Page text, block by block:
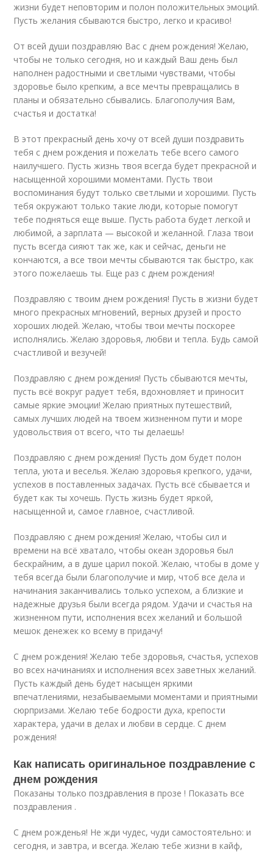
жизни будет неповторим и полон положительных эмоций.
Пусть желания сбываются быстро, легко и красиво!
От всей души поздравляю Вас с днем рождения! Желаю,
чтобы не только сегодня, но и каждый Ваш день был
наполнен радостными и светлыми чувствами, чтобы
здоровье было крепким, а все мечты превращались в
планы и обязательно сбывались. Благополучия Вам,
счастья и достатка!
В этот прекрасный день хочу от всей души поздравить
тебя с днем рождения и пожелать тебе всего самого
наилучшего. Пусть жизнь твоя всегда будет прекрасной и
насыщенной хорошими моментами. Пусть твои
воспоминания будут только светлыми и хорошими. Пусть
тебя окружают только такие люди, которые помогут
тебе подняться еще выше. Пусть работа будет легкой и
любимой, а зарплата — высокой и желанной. Глаза твои
пусть всегда сияют так же, как и сейчас, деньги не
кончаются, а все твои мечты сбываются так быстро, как
этого пожелаешь ты. Еще раз с днем рождения!
Поздравляю с твоим днем рождения! Пусть в жизни будет
много прекрасных мгновений, верных друзей и просто
хороших людей. Желаю, чтобы твои мечты поскорее
исполнялись. Желаю здоровья, любви и тепла. Будь самой
счастливой и везучей!
Поздравляю с днем рождения! Пусть сбываются мечты,
пусть всё вокруг радует тебя, вдохновляет и приносит
самые яркие эмоции! Желаю приятных путешествий,
самых лучших людей на твоем жизненном пути и море
удовольствия от всего, что ты делаешь!
Поздравляю с днем рождения! Пусть дом будет полон
тепла, уюта и веселья. Желаю здоровья крепкого, удачи,
успехов в поставленных задачах. Пусть всё сбывается и
будет как ты хочешь. Пусть жизнь будет яркой,
насыщенной и, самое главное, счастливой.
Поздравляю с днем рождения! Желаю, чтобы сил и
времени на всё хватало, чтобы океан здоровья был
бескрайним, а в душе царил покой. Желаю, чтобы в доме у
тебя всегда были благополучие и мир, чтоб все дела и
начинания заканчивались только успехом, а близкие и
надежные друзья были всегда рядом. Удачи и счастья на
жизненном пути, исполнения всех желаний и большой
мешок денежек ко всему в придачу!
С днем рождения! Желаю тебе здоровья, счастья, успехов
во всех начинаниях и исполнения всех заветных желаний.
Пусть каждый день будет насыщен яркими
впечатлениями, незабываемыми моментами и приятными
сюрпризами. Желаю тебе бодрости духа, крепости
характера, удачи в делах и любви в сердце. С днем
рождения!
Как написать оригинальное поздравление с
днем рождения
Показаны только поздравления в прозе ! Показать все
поздравления .
С днем рожденья! Не жди чудес, чуди самостоятельно: и
сегодня, и завтра, и всегда. Желаю тебе жизни в кайф,